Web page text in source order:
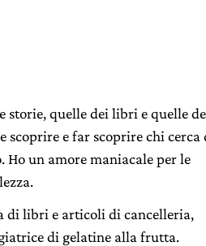
storie, quelle dei libri e quelle
scoprire e far scoprire chi cerca
Ho un amore maniacale per le
di libri e articoli di cancelleria,
di gelatine alla frutta.